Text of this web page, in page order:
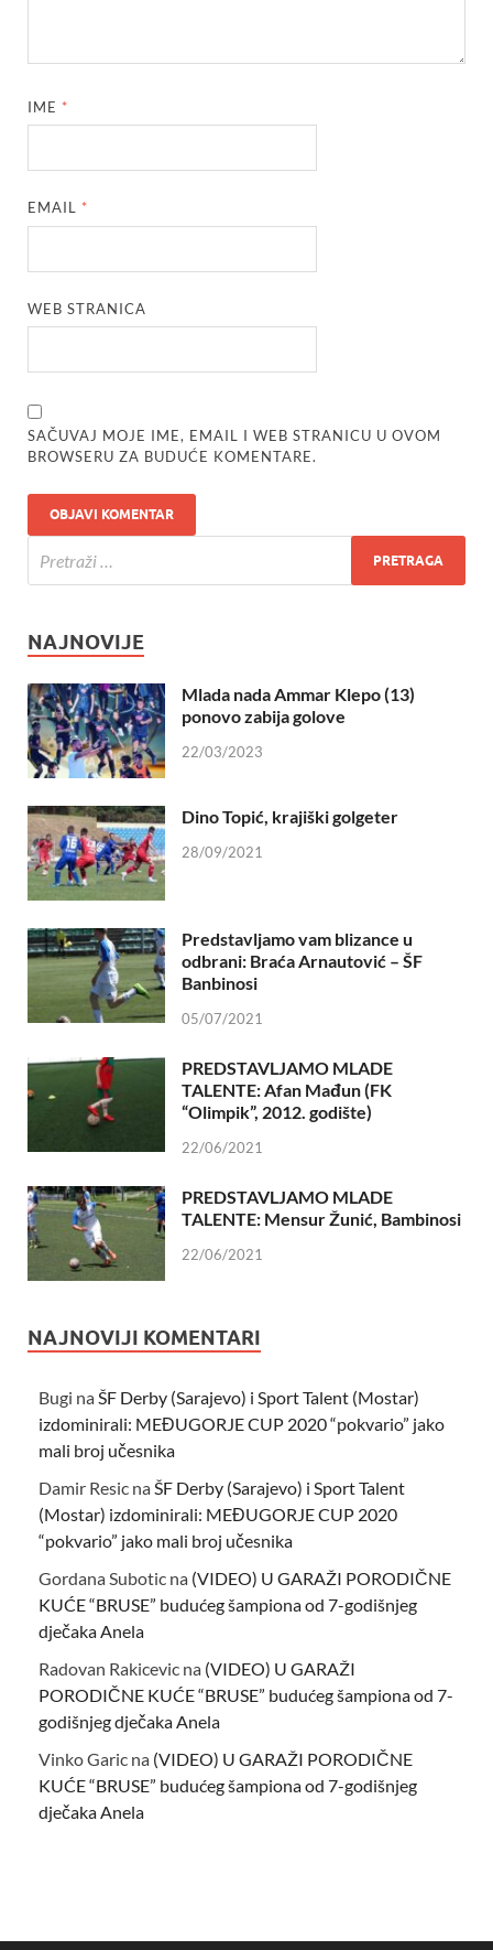
IME *
EMAIL *
WEB STRANICA
SAČUVAJ MOJE IME, EMAIL I WEB STRANICU U OVOM
BROWSERU ZA BUDUĆE KOMENTARE.
NAJNOVIJE
Mlada nada Ammar Klepo (13)
ponovo zabija golove
22/03/2023
Dino Topić, krajiški golgeter
28/09/2021
Predstavljamo vam blizance u
odbrani: Braća Arnautović – ŠF
Banbinosi
05/07/2021
PREDSTAVLJAMO MLADE
TALENTE: Afan Mađun (FK
“Olimpik”, 2012. godište)
22/06/2021
PREDSTAVLJAMO MLADE
TALENTE: Mensur Žunić, Bambinosi
22/06/2021
NAJNOVIJI KOMENTARI
Bugi naŠF Derby (Sarajevo) i Sport Talent (Mostar)
izdominirali: MEĐUGORJE CUP 2020 “pokvario” jako
mali broj učesnika
Damir Resic naŠF Derby (Sarajevo) i Sport Talent
(Mostar) izdominirali: MEĐUGORJE CUP 2020
“pokvario” jako mali broj učesnika
Gordana Subotic na (VIDEO) U GARAŽI PORODIČNE
KUĆE “BRUSE” budućeg šampiona od 7-godišnjeg
dječaka Anela
Radovan Rakicevic na (VIDEO) U GARAŽI
PORODIČNE KUĆE “BRUSE” budućeg šampiona od 7-
godišnjeg dječaka Anela
Vinko Garic na (VIDEO) U GARAŽI PORODIČNE
KUĆE “BRUSE” budućeg šampiona od 7-godišnjeg
dječaka Anela